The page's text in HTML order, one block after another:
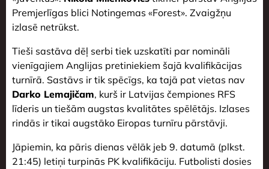
Premjerlīgas blici Notingemas «Forest». Zvaigžņu
izlasē netrūkst.
Tieši sastāva dēļ serbi tiek uzskatīti par nomināli
vienīgajiem Anglijas pretiniekiem šajā kvalifikācijas
turnīrā. Sastāvs ir tik spēcīgs, ka tajā pat vietas nav
Darko Lemajičam, kurš ir Latvijas čempiones RFS
līderis un tiešām augstas kvalitātes spēlētājs. Izlases
rindās ir tikai augstāko Eiropas turnīru pārstāvji.
Jāpiemin, ka pāris dienas vēlāk jeb 9. datumā (plkst.
21:45) letiņi turpinās PK kvalifikāciju. Futbolisti dosies